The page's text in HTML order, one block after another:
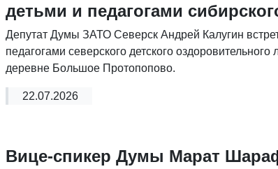
детьми и педагогами
Депутат Думы ЗАТО Северск Андрей Калугин
педагогами северского детского оздоровительного
деревне Большое Протопопово.
22.07.2026
Вице-спикер Думы Марат